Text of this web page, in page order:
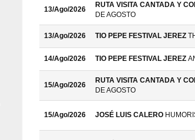
13/Ago/2026
RUTA VISITA CANTADA Y
DE AGOSTO
13/Ago/2026 TIO PEPE FESTIVAL JEREZ
14/Ago/2026 TIO PEPE FESTIVAL JEREZ
15/Ago/2026
RUTA VISITA CANTADA Y
DE AGOSTO
15/Ago/2026 JOSÉ LUIS CALERO